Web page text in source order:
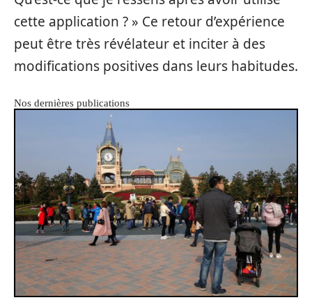
cette application ? » Ce retour d’expérience
peut être très révélateur et inciter à des
modifications positives dans leurs habitudes.
Nos dernières publications